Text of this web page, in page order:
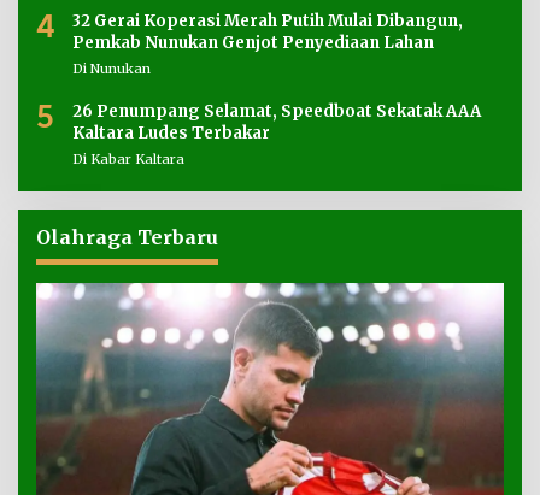
4
32 Gerai Koperasi Merah Putih Mulai Dibangun,
Pemkab Nunukan Genjot Penyediaan Lahan
Di Nunukan
5
26 Penumpang Selamat, Speedboat Sekatak AAA
Kaltara Ludes Terbakar
Di Kabar Kaltara
Olahraga Terbaru